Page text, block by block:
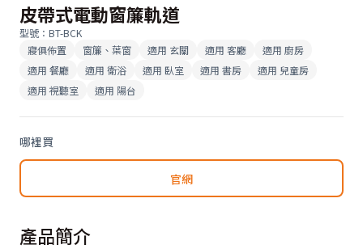
皮帶式電動窗簾軌道
型號 ： BT-BCK
寢俱佈置
窗簾、葉窗 適用 玄關 適用 客廳 適用 廚房
適用 餐廳 適用 衛浴 適用 臥室 適用 書房 適用 兒童房
適用 視聽室 適用 陽台
哪裡買
官網
產品簡介